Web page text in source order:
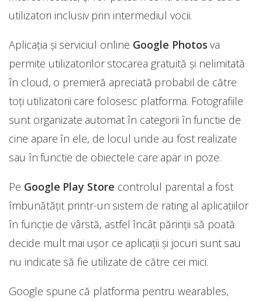
utilizatori inclusiv prin intermediul vocii.
Aplicația și serviciul online Google Photos va
permite utilizatorilor stocarea gratuită și nelimitată
în cloud, o premieră apreciată probabil de către
toți utilizatorii care folosesc platforma. Fotografiile
sunt organizate automat în categorii în functie de
cine apare în ele, de locul unde au fost realizate
sau în functie de obiectele care apar in poze.
Pe Google Play Store controlul parental a fost
îmbunătățit printr-un sistem de rating al aplicațiilor
în funcție de vârstă, astfel încât părinții să poată
decide mult mai ușor ce aplicații și jocuri sunt sau
nu indicate să fie utilizate de către cei mici.
Google spune că platforma pentru wearables,